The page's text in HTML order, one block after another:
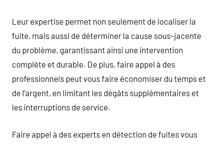
Leur expertise permet non seulement de localiser la
fuite, mais aussi de déterminer la cause sous-jacente
du problème, garantissant ainsi une intervention
complète et durable. De plus, faire appel à des
professionnels peut vous faire économiser du temps et
de l’argent, en limitant les dégâts supplémentaires et
les interruptions de service.
Faire appel à des experts en détection de fuites vous